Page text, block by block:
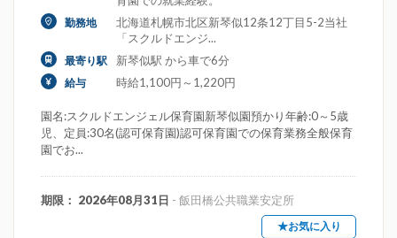
勤務地
北海道札幌市北区新琴似12条12丁目5-2当社
「スクルドエンジ...
最寄り駅 新琴似駅 から車で6分
給与 時給1,100円～1,220円
園名:スクルドエンジェル保育園新琴似園預かり年齢:0～5歳
児、定員:30名(認可保育園)認可保育園での保育業務全般保育
園でお...
期限： 2026年08月31日 - 飯田橋公共職業安定所
★お気に入り